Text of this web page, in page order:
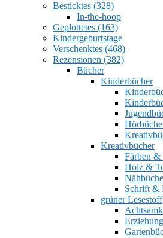
Besticktes (328)
In-the-hoop
Geplottetes (163)
Kindergeburtstage
Verschenktes (468)
Rezensionen (382)
Bücher
Kinderbücher
Kreativbücher
Färben &
Holz &
Schrift &
grüner Lesestoff